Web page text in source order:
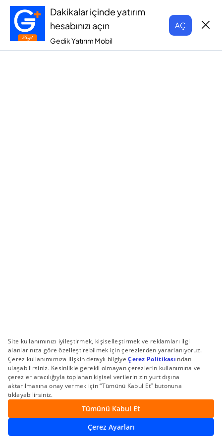
Dakikalar içinde yatırım
hesabınızı açın
Gedik Yatırım Mobil
AÇ